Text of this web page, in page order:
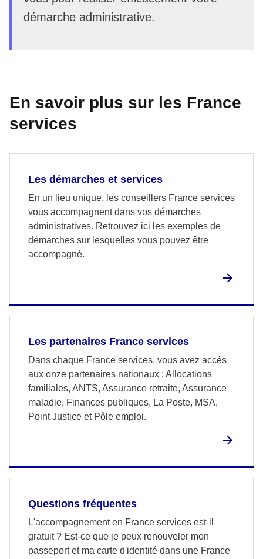
démarche administrative.
En savoir plus sur les France
services
Les démarches et services
En un lieu unique, les conseillers France services
vous accompagnent dans vos démarches
administratives. Retrouvez ici les exemples de
démarches sur lesquelles vous pouvez être
accompagné.
Les partenaires France services
Dans chaque France services, vous avez accès
aux onze partenaires nationaux : Allocations
familiales, ANTS, Assurance retraite, Assurance
maladie, Finances publiques, La Poste, MSA,
Point Justice et Pôle emploi.
Questions fréquentes
L'accompagnement en France services est-il
gratuit ? Est-ce que je peux renouveler mon
passeport et ma carte d'identité dans une France